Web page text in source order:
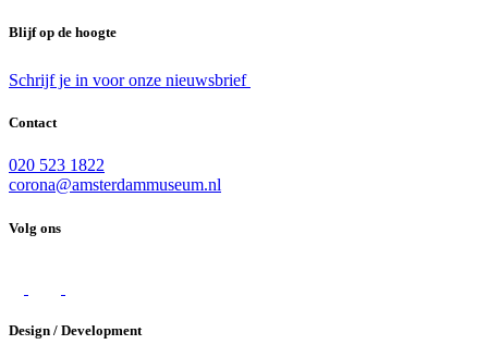
Blijf op de hoogte
Schrijf je in voor onze nieuwsbrief
Contact
020 523 1822
corona@amsterdammuseum.nl
Volg ons
Design / Development